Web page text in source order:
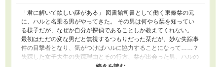
「君に解いて欲しい謎がある」 図書館司書として働く東條栞の元
に、ハルと名乗る男がやってきた。 その男は何やら栞を知ってい
る様子だが、なぜか自分が探偵であることしか教えてくれない。
最初はただの変な男だと無視するつもりだった栞だが、妙な失踪事
件の目撃者となり、気がつけばハルに協力することになって……？
失踪した女子大生の失踪理由とその行方、栞が出会った男、ハルの
正体とは。 記憶喪失中の図書館司書×イケメン変人探偵が事件を解